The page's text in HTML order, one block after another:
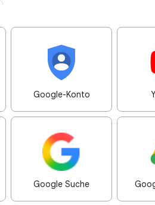
Google-Konto
Google Suche